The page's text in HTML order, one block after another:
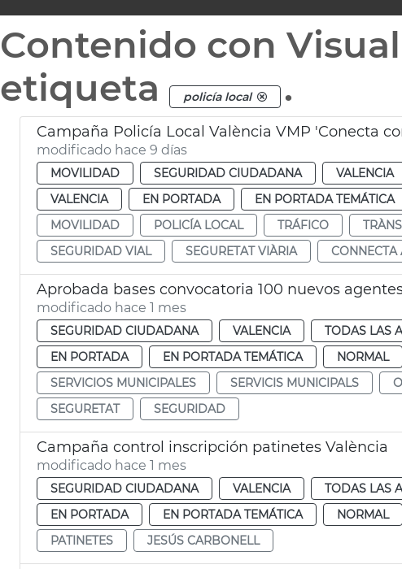
Contenido con
etiqueta
policía local .
Campaña Policía Local València VMP 'Conecta
modificado hace 9 días
MOVILIDAD SEGURIDAD CIUDADANA VALENCIA
VALENCIA
EN PORTADA EN PORTADA TEMÁTICA
MOVILIDAD
POLICÍA LOCAL TRÁFICO
SEGURIDAD VIAL
SEGURETAT VIÀRIA
Aprobada bases convocatoria 100 nuevos
modificado hace 1 mes
SEGURIDAD CIUDADANA VALENCIA TODAS LAS
EN PORTADA
EN PORTADA TEMÁTICA NORMAL
SERVICIOS MUNICIPALES
SERVICIS MUNICIPALS
SEGURETAT
SEGURIDAD
Campaña control inscripción patinetes València
modificado hace 1 mes
SEGURIDAD CIUDADANA VALENCIA TODAS LAS
EN PORTADA
EN PORTADA TEMÁTICA NORMAL
PATINETES
JESÚS CARBONELL